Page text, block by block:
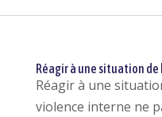
Réagir à une situation
Réagir à une
violence interne ne